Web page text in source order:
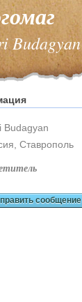
Budagyan
Budagyan
Ставрополь
сообщение